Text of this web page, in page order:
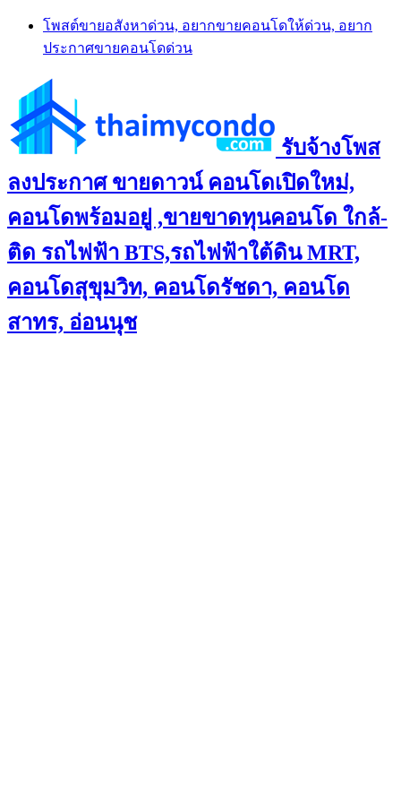
Skip
content
โพสต์ขายอสังหาด่วน, อยากขายคอนโดให้ด่วน, อยาก
ประกาศขายคอนโดด่วน
รับจ้างโพส
ลงประกาศ ขายดาวน์ คอนโดเปิดใหม่,
คอนโดพร้อมอยู่ ,ขายขาดทุนคอนโด ใกล้-
ติด รถไฟฟ้า BTS,รถไฟฟ้าใต้ดิน MRT,
คอนโดสุขุมวิท, คอนโดรัชดา, คอนโด
สาทร, อ่อนนุช